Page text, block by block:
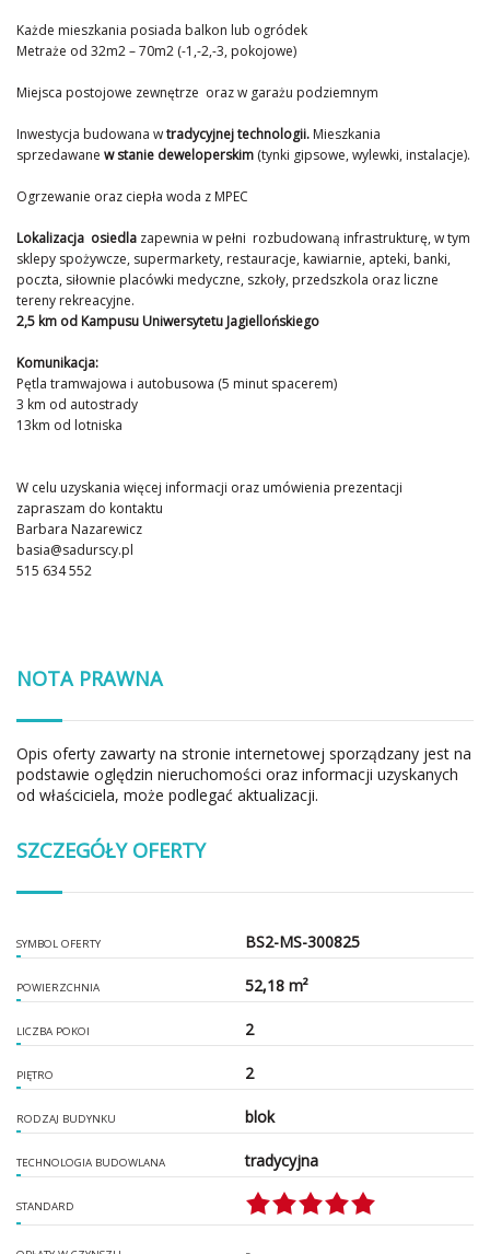
Każde mieszkania posiada balkon lub ogródek
Metraże od 32m2 – 70m2 (-1,-2,-3, pokojowe)
Miejsca postojowe zewnętrze oraz w garażu podziemnym
Inwestycja budowana wtradycyjnej technologii. Mieszkania
sprzedawane w stanie deweloperskim (tynki gipsowe, wylewki, instalacje).
Ogrzewanie oraz ciepła woda z MPEC
Lokalizacja osiedla zapewnia w pełni rozbudowaną infrastrukturę, w tym
sklepy spożywcze, supermarkety, restauracje, kawiarnie, apteki, banki,
poczta, siłownie placówki medyczne, szkoły, przedszkola oraz liczne
tereny rekreacyjne.
2,5 km od Kampusu Uniwersytetu Jagiellońskiego
Komunikacja:
Pętla tramwajowa i autobusowa (5 minut spacerem)
3 km od autostrady
13km od lotniska
W celu uzyskania więcej informacji oraz umówienia prezentacji
zapraszam do kontaktu
Barbara Nazarewicz
basia@sadurscy.pl
515 634 552
NOTA PRAWNA
Opis oferty zawarty na stronie internetowej sporządzany jest na
podstawie oględzin nieruchomości oraz informacji uzyskanych
od właściciela, może podlegać aktualizacji.
SZCZEGÓŁY OFERTY
SYMBOL OFERTY BS2-MS-300825
POWIERZCHNIA 52,18 m²
LICZBA POKOI 2
PIĘTRO 2
RODZAJ BUDYNKU blok
TECHNOLOGIA BUDOWLANA tradycyjna
STANDARD